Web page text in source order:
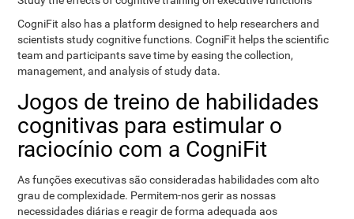
CogniFit also has a platform designed to help researchers and
scientists study cognitive functions. CogniFit helps the scientific
team and participants save time by easing the collection,
management, and analysis of study data.
Jogos de treino de habilidades
cognitivas para estimular o
raciocínio com a CogniFit
As funções executivas são consideradas habilidades com alto
grau de complexidade. Permitem-nos gerir as nossas
necessidades diárias e reagir de forma adequada aos